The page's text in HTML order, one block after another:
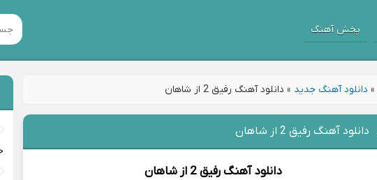
پخش آهنگ
» دانلود آهنگ جدید » دانلود آهنگ رفیق 2 از شاهان
دانلود آهنگ رفیق 2 از شاهان
دانلود آهنگرفیق 2 از شاهان